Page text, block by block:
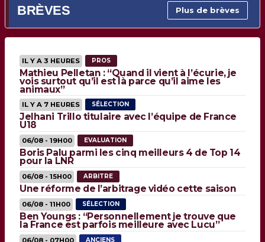
BRÈVES Plus de brèves
IL Y A 3 HEURES PROS
Mathieu Pelletan : “Quand il vient à l’écurie, je
vois surtout qu’il est là parce qu’il aime les
animaux”
IL Y A 7 HEURES SÉLECTION
Jelhani Trillo titulaire avec l’équipe de France
U18
06/08 - 19H00 EVALUATION
Boris Palu parmi les cinq meilleurs 4 de Top 14
pour la LNR
06/08 - 15H00 ARBITRE
Une réforme de l’arbitrage vidéo cette saison
06/08 - 11H00 SÉLECTION
Ben Youngs : “Personnellement je trouve que
la France est parfois meilleure avec Lucu”
06/08 - 07H00 ANCIENS